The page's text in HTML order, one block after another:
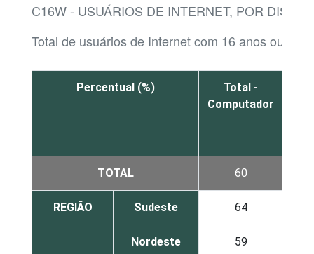
C16W - USUÁRIOS DE INTERNET, POR
Total de usuários de Internet com 16 anos ou mais
Percentual (%)
Total -
Computador
TOTAL 60
REGIÃO Sudeste 64
Nordeste 59